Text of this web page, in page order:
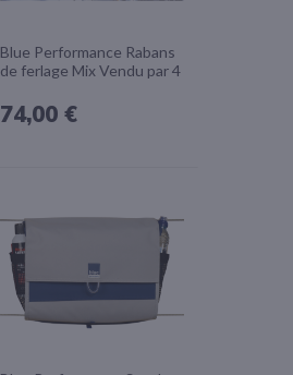
Blue Performance Rabans
de ferlage Mix Vendu par 4
74,00 €